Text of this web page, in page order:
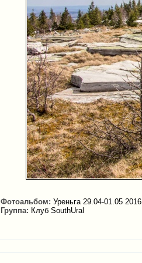
Фотоальбом: Уреньга 29.04-01.05 2016
Группа: Клуб SouthUral